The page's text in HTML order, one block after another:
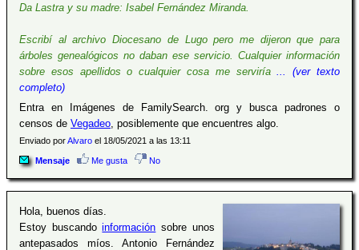
Da Lastra y su madre: Isabel Fernández Miranda.
Escribí al archivo Diocesano de Lugo pero me dijeron que para
árboles genealógicos no daban ese servicio. Cualquier información
sobre esos apellidos o cualquier cosa me serviría
... (ver texto
completo)
Entra en Imágenes de FamilySearch. org y busca padrones o
censos de Vegadeo , posiblemente que encuentres algo.
Enviado porAlvaro el 18/05/2021 a las 13:11
Mensaje Me gusta No
Hola, buenos días.
Estoy buscandoinformación sobre unos
antepasados míos. Antonio Fernández